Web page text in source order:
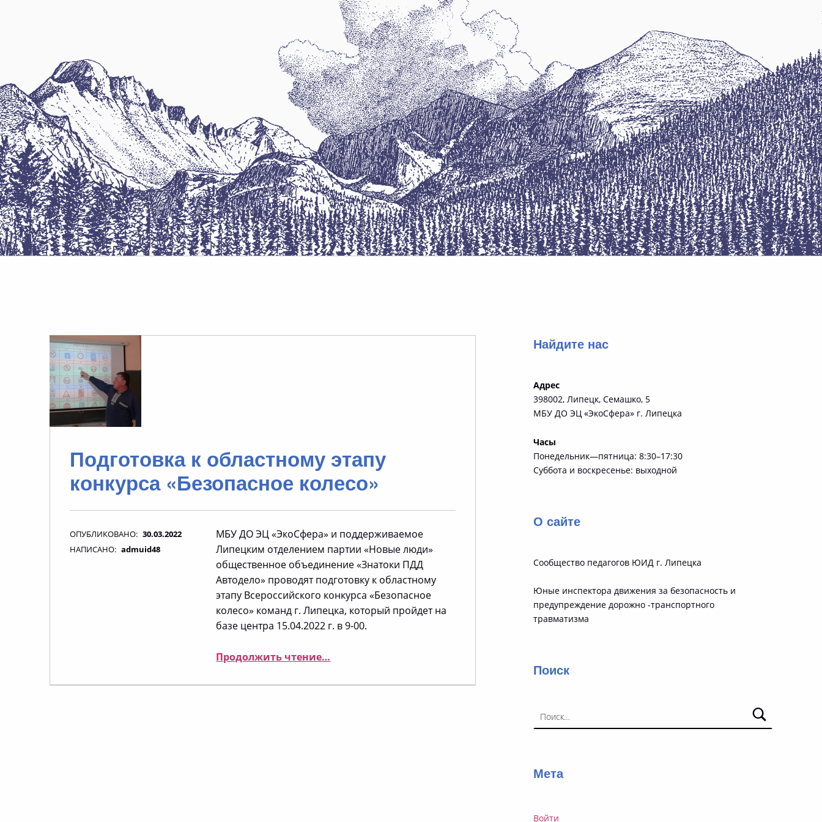
Подготовка к областному этапу
конкурса «Безопасное колесо»
ОПУБЛИКОВАНО: 30.03.2022
НАПИСАНО: admuid48
МБУ ДО ЭЦ «ЭкоСфера» и поддерживаемое
Липецким отделением партии «Новые люди»
общественное объединение «Знатоки ПДД
Автодело» проводят подготовку к областному
этапу Всероссийского конкурса «Безопасное
колесо» команд г. Липецка, который пройдет на
базе центра 15.04.2022 г. в 9-00.
Продолжить чтение…
Найдите нас
Адрес
398002, Липецк, Семашко, 5
МБУ ДО ЭЦ «ЭкоСфера» г. Липецка
Часы
Понедельник—пятница: 8:30–17:30
Суббота и воскресенье: выходной
О сайте
Сообщество педагогов ЮИД г. Липецка
Юные инспектора движения за безопасность и
предупреждение дорожно -транспортного
травматизма
Поиск
Мета
Войти